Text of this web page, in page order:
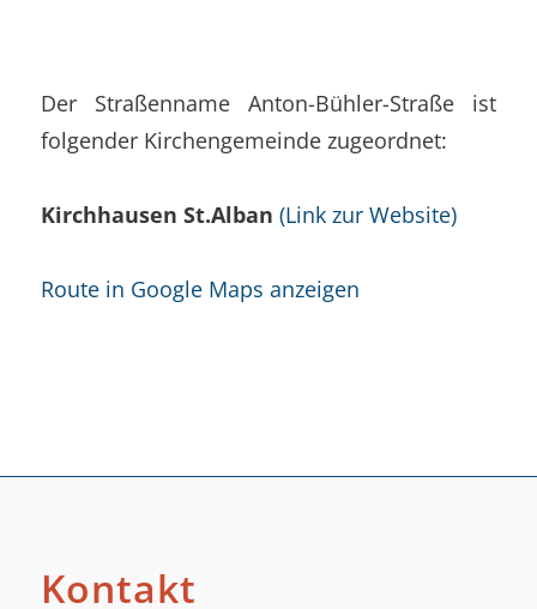
Der Straßenname Anton-Bühler-Straße ist
folgender Kirchengemeinde zugeordnet:
Kirchhausen St.Alban (Link zur Website)
Route in Google Maps anzeigen
Kontakt